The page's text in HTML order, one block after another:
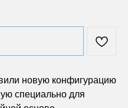
новую конфигурацию
специально для